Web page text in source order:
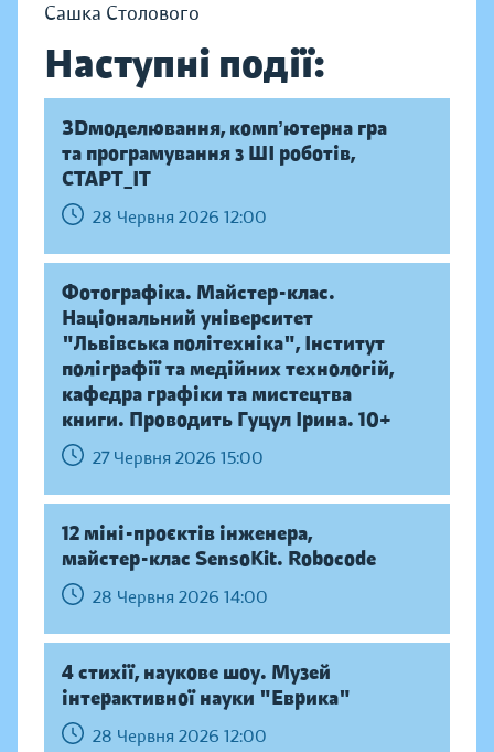
Сашка Столового
Наступні події:
ЗDмоделювання, компʼютерна гра
та програмування з ШІ роботів,
СТАРТ_ІТ
28 Червня 2026 12:00
Фотографіка. Майстер-клас.
Національний університет
"Львівська політехніка", Інститут
поліграфії та медійних технологій,
кафедра графіки та мистецтва
книги. Проводить Гуцул Ірина. 10+
27 Червня 2026 15:00
12 міні-проєктів інженера,
майстер-клас SensoKit. Robocode
28 Червня 2026 14:00
4 стихії, наукове шоу. Музей
інтерактивної науки "Еврика"
28 Червня 2026 12:00